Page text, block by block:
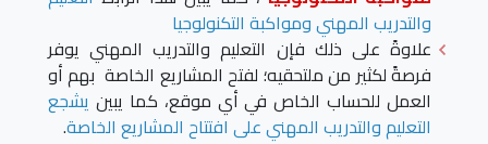
والتدريب المهني ومواكبة التكنولوجيا
علاوةً على ذلك فإن التعليم والتدريب المهني يوفر
فرصةً لكثير من ملتحقيه؛ لفتح المشاريع الخاصة بهم أو
العمل للحساب الخاص في أي موقع، كما يبين يشجع
التعليم والتدريب المهني على افتتاح المشاريع الخاصة.